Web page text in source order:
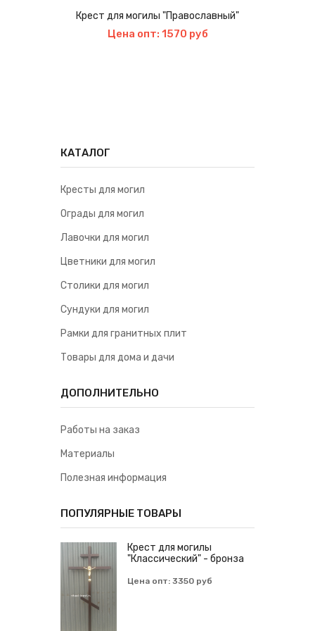
Крест для могилы "Православный"
Цена опт: 1570 руб
КАТАЛОГ
Кресты для могил
Ограды для могил
Лавочки для могил
Цветники для могил
Столики для могил
Сундуки для могил
Рамки для гранитных плит
Товары для дома и дачи
ДОПОЛНИТЕЛЬНО
Работы на заказ
Материалы
Полезная информация
ПОПУЛЯРНЫЕ ТОВАРЫ
Крест для могилы
"Классический" - бронза
Цена опт: 3350 руб